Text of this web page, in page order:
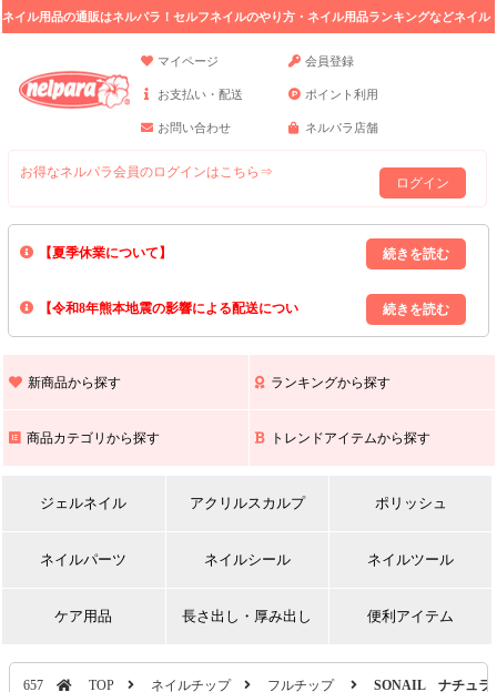
ネイル用品の通販はネルパラ！セルフネイルのやり方・ネイル用品ランキングなどネイル
マイページ
会員登録
お支払い・配送 ポイント利用
お問い合わせ ネルパラ店舗
お得なネルパラ会員のログインはこちら⇒
ログイン
【夏季休業について】
8/13(木)～8/16(日)の間｢出荷業務・お問い合わせ業務｣はお休みいたしま
上記期間中のご注文・お問い合わせは8/17(月)以降の対応となりますので
【令和8年熊本地震の影響による配送につい
また､ 九州全域でお荷物のお届けに遅延が生じております｡
新商品から探す ランキングから探す
商品カテゴリから探す トレンドアイテムから探す
ジェルネイル アクリルスカルプ ポリッシュ
ネイルパーツ ネイルシール ネイルツール
ケア用品 長さ出し・厚み出し 便利アイテム
657 TOP ネイルチップ フルチップ SONAIL ナチュラ